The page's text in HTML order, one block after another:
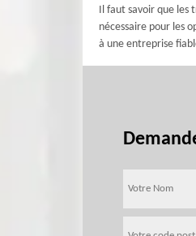
Il faut savoir que les
nécessaire pour les
à une entreprise